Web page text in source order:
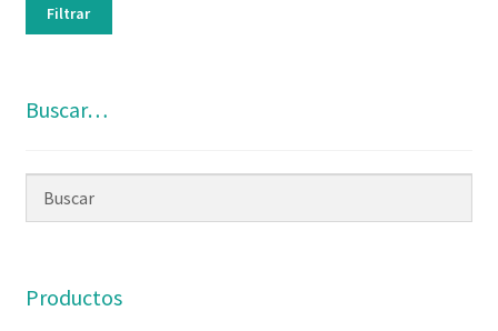
Filtrar
Buscar…
Productos